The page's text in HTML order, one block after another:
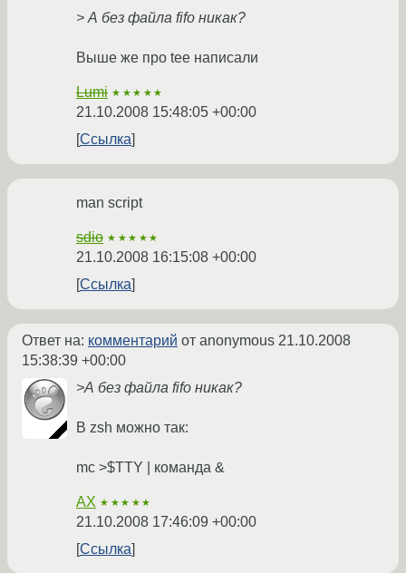
> А без файла fifo никак?
Выше же про tee написали
Lumi ★★★★★
21.10.2008 15:48:05 +00:00
Ссылка
man script
sdio ★★★★★
21.10.2008 16:15:08 +00:00
Ссылка
Ответ на: комментарий от anonymous 21.10.2008
15:38:39 +00:00
>А без файла fifo никак?
В zsh можно так:
mc >$TTY | команда &
AX ★★★★★
21.10.2008 17:46:09 +00:00
Ссылка